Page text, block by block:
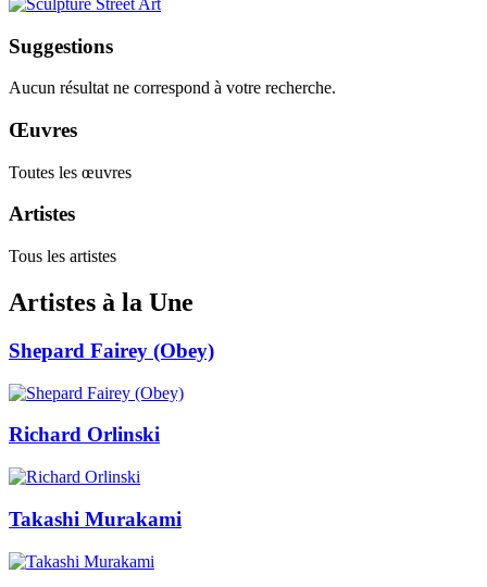
Suggestions
Aucun résultat ne correspond à votre recherche.
Œuvres
Toutes les œuvres
Artistes
Tous les artistes
Artistes à la Une
Shepard Fairey (Obey)
Richard Orlinski
Takashi Murakami